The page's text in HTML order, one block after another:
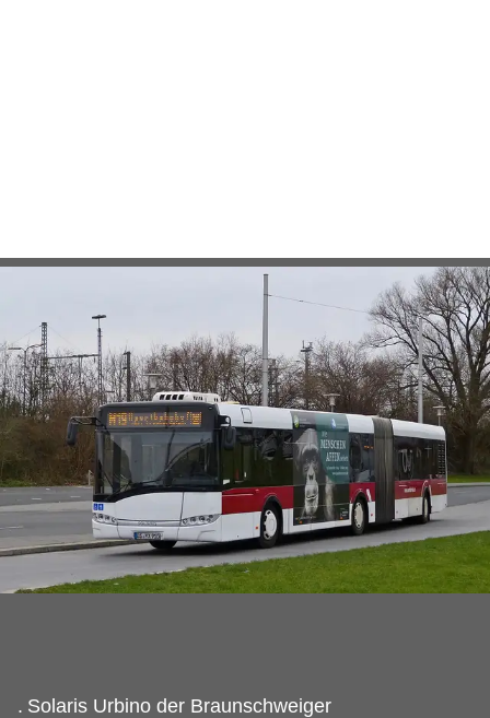
. Solaris Urbino der Braunschweiger